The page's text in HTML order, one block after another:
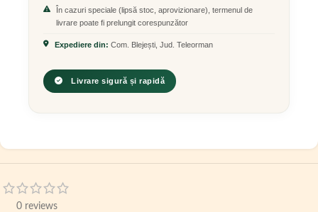
În cazuri speciale (lipsă stoc, aprovizionare), termenul de
livrare poate fi prelungit corespunzător
Expediere din: Com. Blejești, Jud. Teleorman
Livrare sigură și rapidă
0 reviews